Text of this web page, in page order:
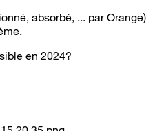
absorbé, ... par Orange)
en 2024?